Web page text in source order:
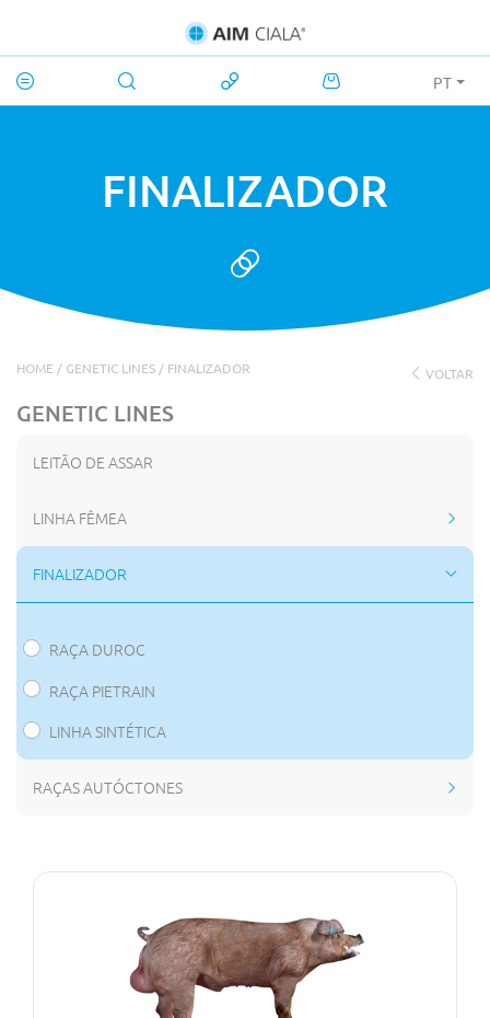
PT
FINALIZADOR
HOME / GENETIC LINES / FINALIZADOR VOLTAR
GENETIC LINES
LEITÃO DE ASSAR
LINHA FÊMEA
FINALIZADOR
RAÇA DUROC
RAÇA PIETRAIN
LINHA SINTÉTICA
RAÇAS AUTÓCTONES